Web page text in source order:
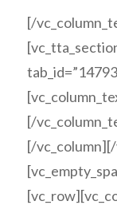
[/
[/
[/